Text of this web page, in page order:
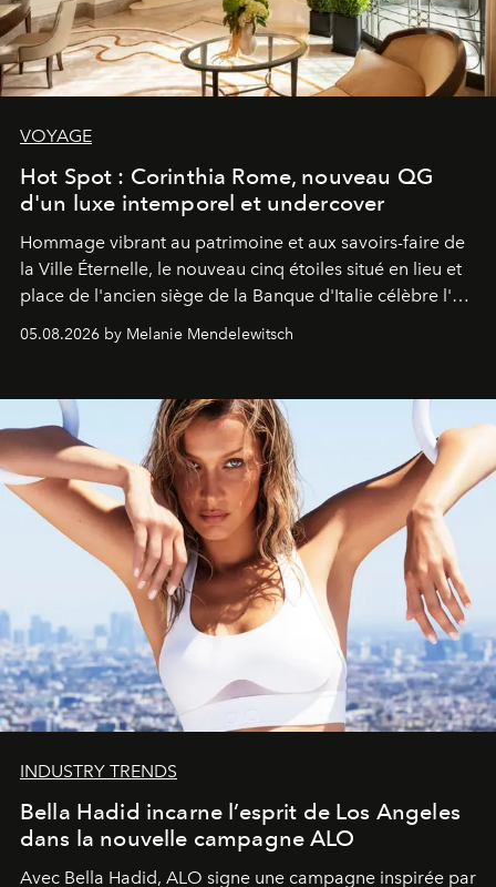
VOYAGE
Hot Spot : Corinthia Rome, nouveau QG
d'un luxe intemporel et undercover
Hommage vibrant au patrimoine et aux savoirs-faire de
la Ville Éternelle, le nouveau cinq étoiles situé en lieu et
place de l'ancien siège de la Banque d'Italie célèbre l'art
de vivre Romain dans toute son élégance intemporelle.
05.08.2026 by Melanie Mendelewitsch
INDUSTRY TRENDS
Bella Hadid incarne l’esprit de Los Angeles
dans la nouvelle campagne ALO
Avec Bella Hadid, ALO signe une campagne inspirée par